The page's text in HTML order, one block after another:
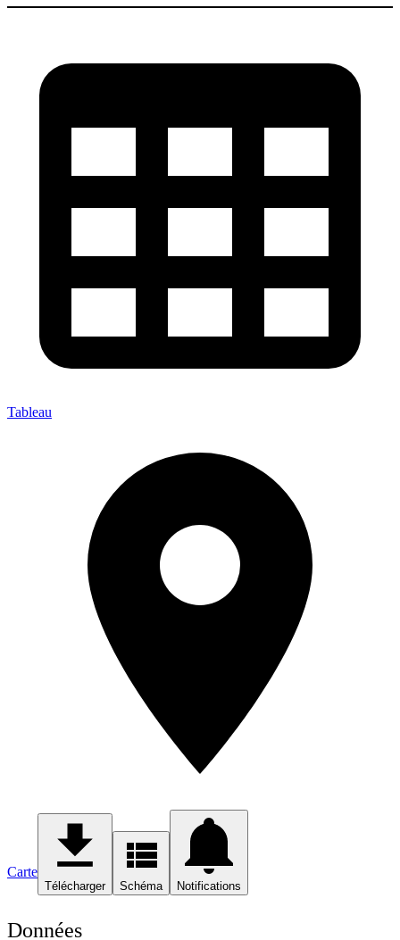
Tableau
Carte
Télécharger Schéma Notifications
Données